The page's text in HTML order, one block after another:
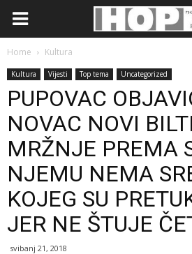
Home Kultura
Kultura Vijesti Top tema Uncategorized
PUPOVAC
NOVAC NOVI
MRŽNJE PREMA
NJEMU NEMA
KOJEG SU
JER NE ŠTUJE
svibanj 21, 2018